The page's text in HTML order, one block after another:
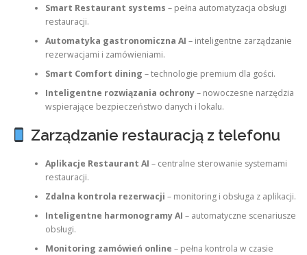
Smart Restaurant systems – pełna automatyzacja obsługi
restauracji.
Automatyka gastronomiczna AI – inteligentne zarządzanie
rezerwacjami i zamówieniami.
Smart Comfort dining – technologie premium dla gości.
Inteligentne rozwiązania ochrony– nowoczesne narzędzia
wspierające bezpieczeństwo danych i lokalu.
Zarządzanie restauracją z telefonu
Aplikacje Restaurant AI – centralne sterowanie systemami
restauracji.
Zdalna kontrola rezerwacji – monitoring i obsługa z aplikacji.
Inteligentne harmonogramy AI – automatyczne scenariusze
obsługi.
Monitoring zamówień online – pełna kontrola w czasie